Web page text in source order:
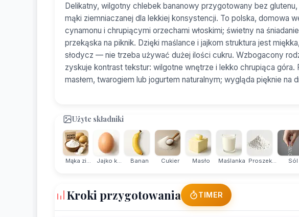
Delikatny, wilgotny chlebek bananowy przygotowany bez
mąki ziemniaczanej dla lekkiej konsystencji. To polska, domowa
cynamonu i chrupiącymi orzechami włoskimi; świetny na
przekąska na piknik. Dzięki maślance i jajkom struktura jest
słodycz — nie trzeba używać dużej ilości cukru. Wzbogacony
zyskuje kontrast tekstur: wilgotne wnętrze i lekko chrupiąca
masłem, twarogiem lub jogurtem naturalnym; wygląda pięknie na
Użyte składniki
Mąka zi... Jajko k... Banan Cukier Masło Maślanka Proszek... Sól
Kroki przygotowania TIMER